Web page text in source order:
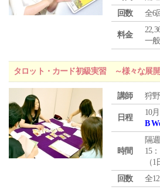
回数
全6
料金
一
タロット・カード初級実習 ～様々な展
講師 狩
日程
10
B
時間
隔
15
（
回数
全